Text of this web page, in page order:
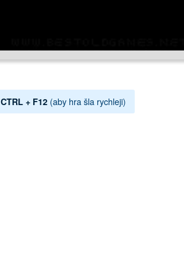
CTRL + F12(aby hra šla rychleji)